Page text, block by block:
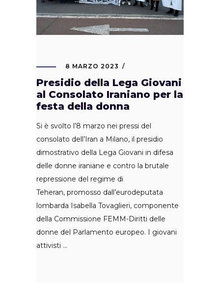
8 MARZO 2023
Presidio della Lega Giovani
al Consolato Iraniano per la
festa della donna
Si è svolto l’8 marzo nei pressi del
consolato dell’Iran a Milano, il presidio
dimostrativo della Lega Giovani in difesa
delle donne iraniane e contro la brutale
repressione del regime di
Teheran, promosso dall’eurodeputata
lombarda Isabella Tovaglieri, componente
della Commissione FEMM-Diritti delle
donne del Parlamento europeo. I giovani
attivisti